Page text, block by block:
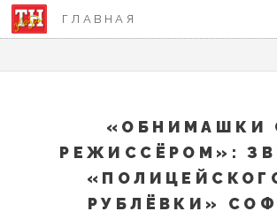
ГЛАВНАЯ
«ОБНИМАШКИ
РЕЖИССЁРОМ»:
РУБЛЁВКИ»